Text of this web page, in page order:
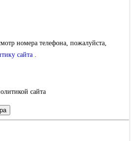
номера телефона, пожалуйста,
сайта .
сайта